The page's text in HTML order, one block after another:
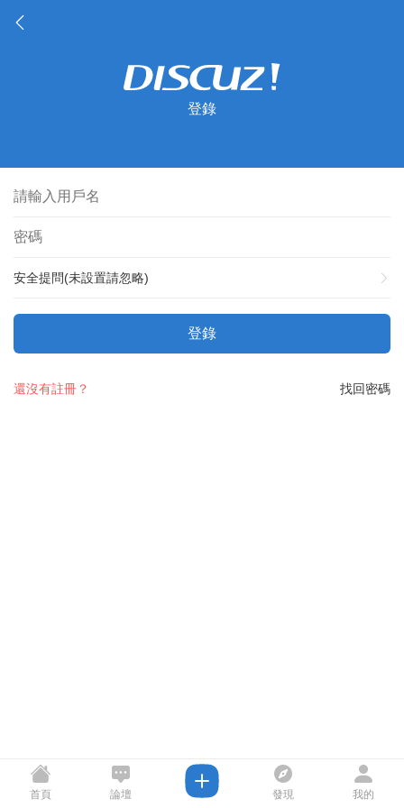
登錄
安全提問(未設置請忽略)
登錄
找回密碼
還沒有註冊？
首頁 論壇 發現 我的